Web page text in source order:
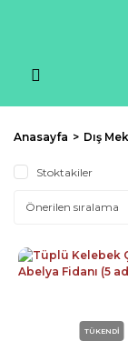
Anasayfa Dış
Stoktakiler
TÜKENDİ